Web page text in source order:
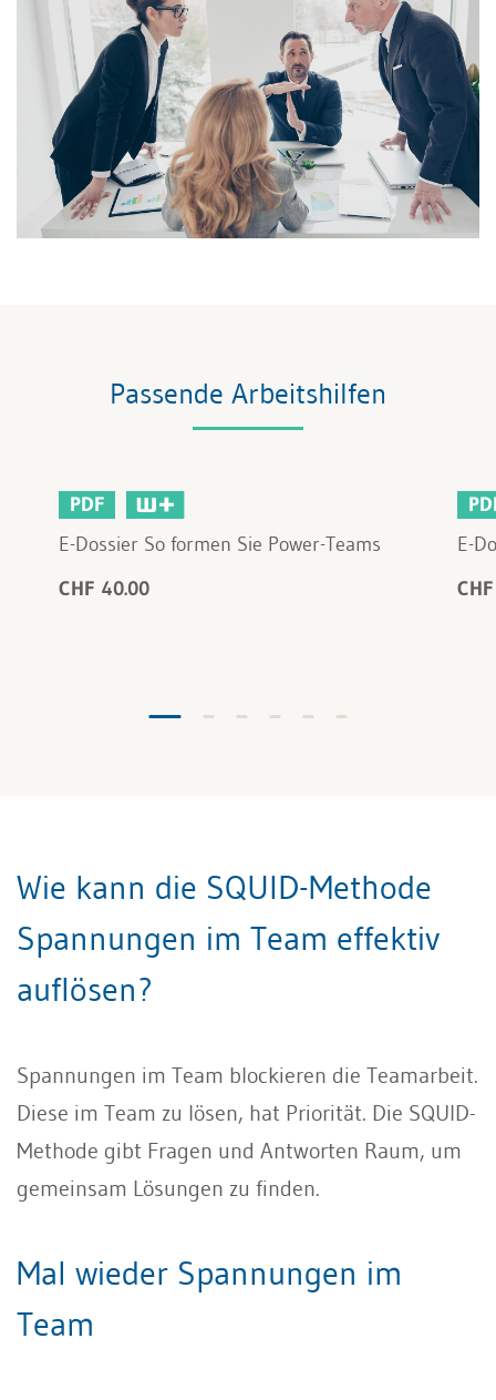
Passende Arbeitshilfen
PDF
E-Dossier So formen Sie Power-Teams
CHF 40.00
E-
Wie kann die SQUID-Methode
Spannungen im Team effektiv
auflösen?
Spannungen im Team blockieren die Teamarbeit.
Diese im Team zu lösen, hat Priorität. Die SQUID-
Methode gibt Fragen und Antworten Raum, um
gemeinsam Lösungen zu finden.
Mal wieder Spannungen im
Team